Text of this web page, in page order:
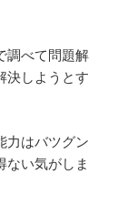
調べて問題解
決しようとす
力はバツグン
ない気がしま